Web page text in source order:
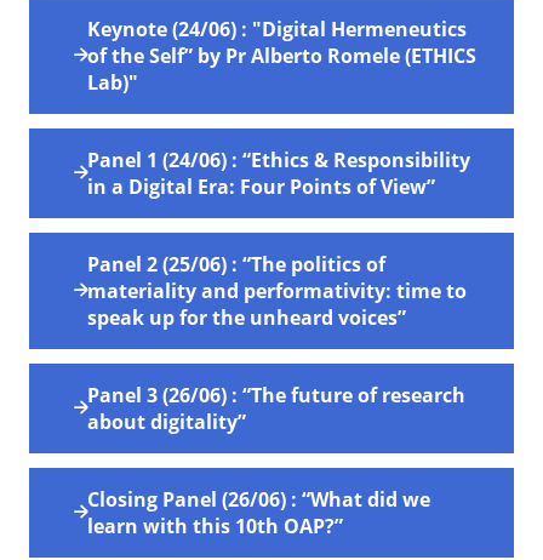
Keynote (24/06) : "Digital Hermeneutics
of the Self” by Pr Alberto Romele (ETHICS
Lab)"
Panel 1 (24/06) : “Ethics & Responsibility
in a Digital Era: Four Points of View”
Panel 2 (25/06) : “The politics of
materiality and performativity: time to
speak up for the unheard voices”
Panel 3 (26/06) : “The future of research
about digitality”
Closing Panel (26/06) : “What did we
learn with this 10th OAP?”